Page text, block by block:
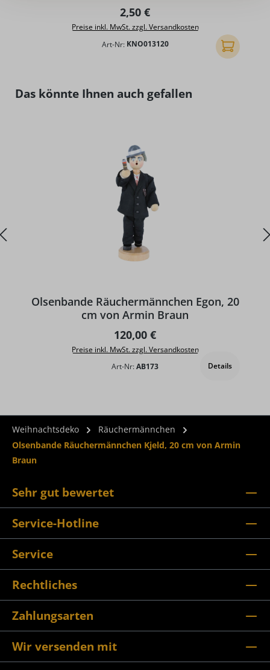
Regulärer Preis:
2,50 €
Preise inkl. MwSt. zzgl. Versandkosten
Art-Nr: KNO013120 In den
Produktgalerie überspringen
Das könnte Ihnen auch gefallen
Olsenbande Räuchermännchen Egon, 20
cm von Armin Braun
Regulärer Preis:
120,00 €
Preise inkl. MwSt. zzgl. Versandkosten
Art-Nr:AB173 Details
Weihnachtsdeko
Räuchermännchen
Olsenbande Räuchermännchen Kjeld, 20 cm von Armin
Braun
Sehr gut bewertet
Service-Hotline
Service
Rechtliches
Zahlungsarten
Wir versenden mit